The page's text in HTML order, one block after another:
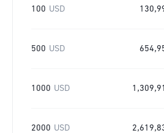
100 USD
500 USD
1000 USD
2000 USD